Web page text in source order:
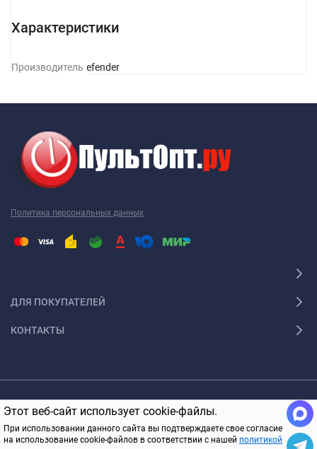
Этот веб-сайт использует cookie-файлы.
При использовании данного сайта вы подтверждаете свое согласие
на использование cookie-файлов в соответствии с нашей политикой
В КОРЗИНУ
Характеристики
ПроизводительDefender
Политика персональных данных
ДЛЯ ПОКУПАТЕЛЕЙ
КОНТАКТЫ
© 2005-2026 ПультОпт.ру Все права защищены